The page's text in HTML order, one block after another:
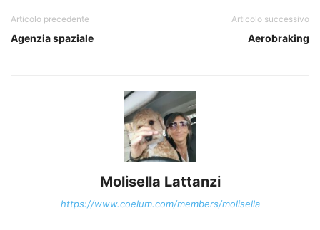
Articolo precedente
Agenzia spaziale
Articolo successivo
Aerobraking
Molisella Lattanzi
https://www.coelum.com/members/molisella